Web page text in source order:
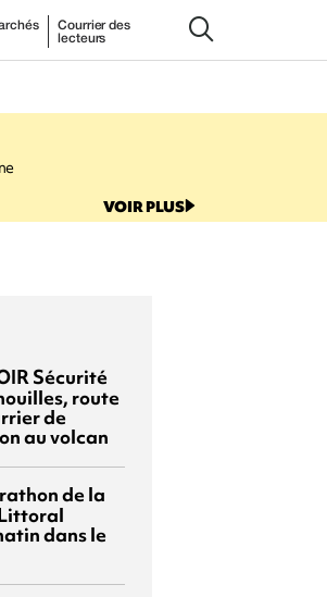
Courrier des
lecteurs
VOIR PLUS
Sécurité
route
de
au volcan
de la
dans le